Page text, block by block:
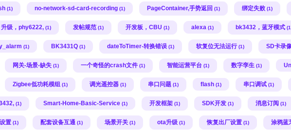
(1) no-network-sd-card-recording (1) PageContainer,手势返回 (1) 绑定失败 (1)
升级，phy6222, (1) 发帖规范 (1) 开发板，CBU (1) alexa (1) bk3432，蓝牙模式
(1) BK3431Q (1) dateToTimer-转换错误 (1) 软复位无法运行 (1) SD卡录
网关-场景-缺失 (1) 一个奇怪的crash文件 (1) 智能运营平台 (1) 数字孪生 (1)
Zigbee低功耗模组 (1) 调光遥控器 (1) 串口问题 (1) flash (1) 串口调试 (1)
(1) Smart-Home-Basic-Service (1) 开发框架 (1) SDK开发 (1) 消息订阅 (1)
置 (1) 配套设备互通 (1) 场景开关 (1) ota升级 (1) 恢复出厂设置 (1) 涂鸦蓝